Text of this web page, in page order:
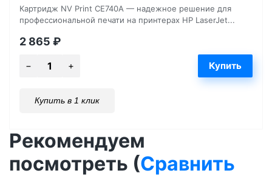
Картридж NV Print CE740A — надежное решение для
профессиональной печати на принтерах HP LaserJet...
2 865 ₽
Купить в 1 клик
Рекомендуем
посмотреть (Сравнить